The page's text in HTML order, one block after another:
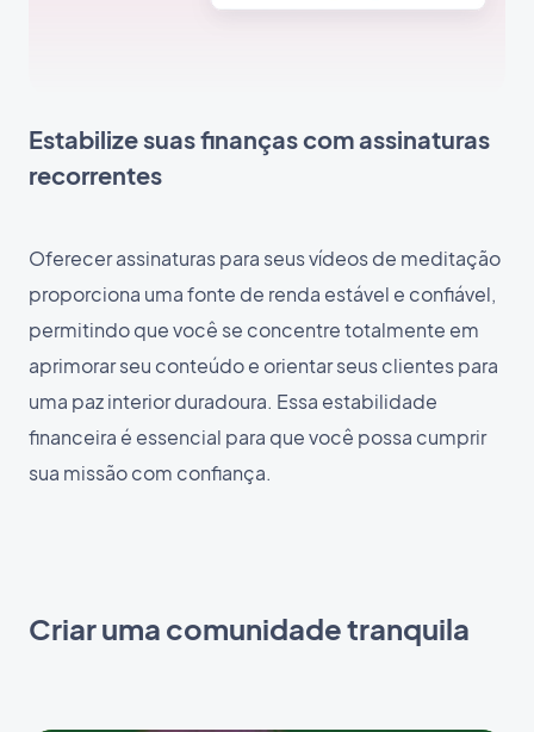
Estabilize suas finanças com assinaturas
recorrentes
Oferecer assinaturas para seus vídeos de meditação
proporciona uma fonte de renda estável e confiável,
permitindo que você se concentre totalmente em
aprimorar seu conteúdo e orientar seus clientes para
uma paz interior duradoura. Essa estabilidade
financeira é essencial para que você possa cumprir
sua missão com confiança.
Criar uma comunidade tranquila